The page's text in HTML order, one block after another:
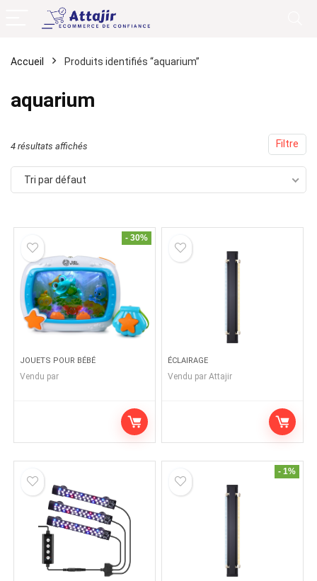
Accueil Produits identifiés “aquarium”
aquarium
Filtre
4 résultats affichés
Tri par défaut
- 30%
JOUETS POUR BÉBÉ
Vendu par
ÉCLAIRAGE
Vendu par Attajir
- 1%